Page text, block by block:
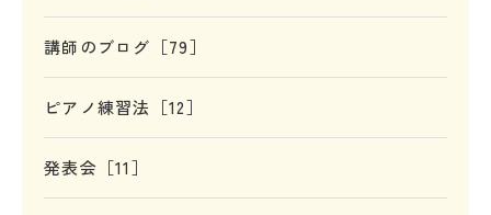
講師のブログ［79］
ピアノ練習法［12］
発表会［11］